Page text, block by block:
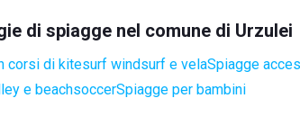
di spiagge nel comune di Urzulei
corsi di kitesurf windsurf e velaSpiagge
e beachsoccerSpiagge per bambini